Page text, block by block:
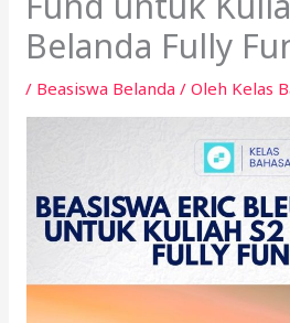
Belanda Fully
/ Beasiswa Belanda / Oleh Kelas